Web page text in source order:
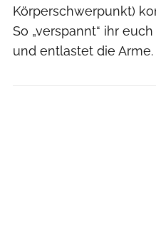
Körperschwerpunkt)
So „verspannt“ ihr
und entlastet die Arme.